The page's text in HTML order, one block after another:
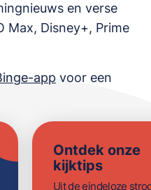
en verse
Max, Disney+, Prime
app voor een
Ontdek onze
kijktips
Uit de eindeloze